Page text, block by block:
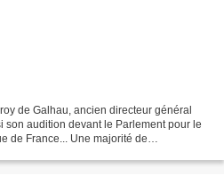
de Galhau, ancien directeur général
son audition devant le Parlement pour le
de France... Une majorité de